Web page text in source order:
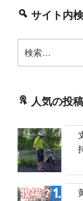
サイト内
索:
人気の投稿